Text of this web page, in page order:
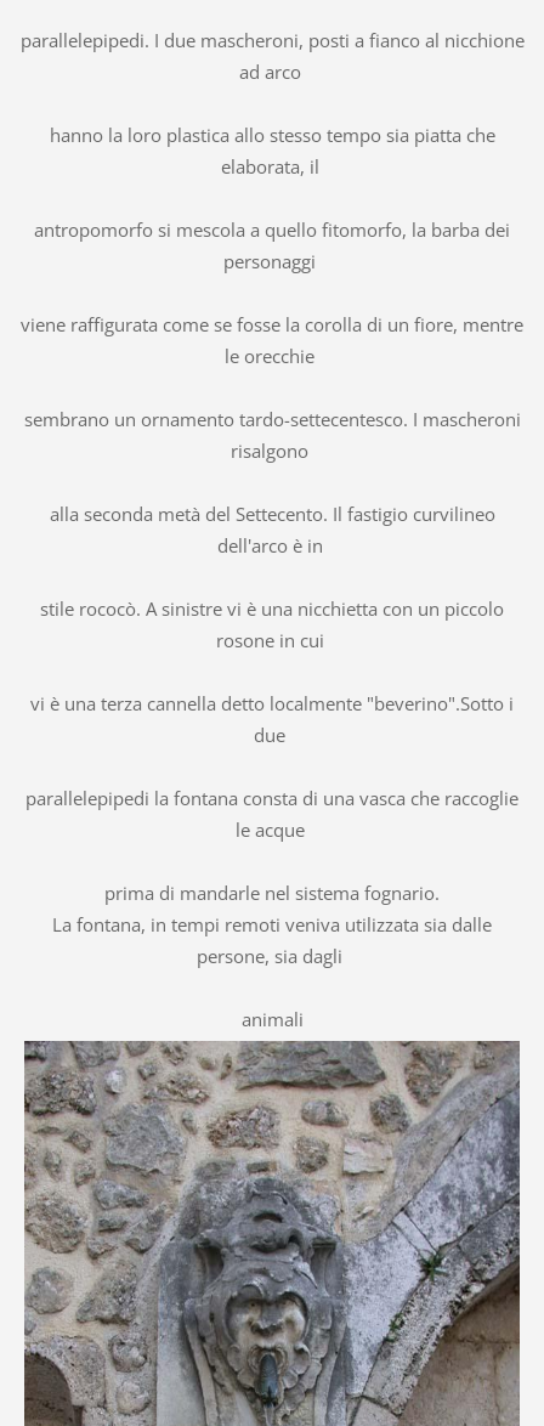
parallelepipedi. I due mascheroni, posti a fianco al nicchione
ad arco
hanno la loro plastica allo stesso tempo sia piatta che
elaborata, il
antropomorfo si mescola a quello fitomorfo, la barba dei
personaggi
viene raffigurata come se fosse la corolla di un fiore, mentre
le orecchie
sembrano un ornamento tardo-settecentesco. I mascheroni
risalgono
alla seconda metà del Settecento. Il fastigio curvilineo
dell'arco è in
stile rococò. A sinistre vi è una nicchietta con un piccolo
rosone in cui
vi è una terza cannella detto localmente "beverino".Sotto i
due
parallelepipedi la fontana consta di una vasca che raccoglie
le acque
prima di mandarle nel sistema fognario.
La fontana, in tempi remoti veniva utilizzata sia dalle
persone, sia dagli
animali